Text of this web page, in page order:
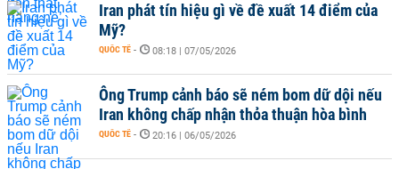
Iran phát tín hiệu gì về đề xuất 14 điểm của
Mỹ?
QUỐC TẾ - 08:18 | 07/05/2026
Ông Trump cảnh báo sẽ ném bom dữ dội nếu
Iran không chấp nhận thỏa thuận hòa bình
QUỐC TẾ - 20:16 | 06/05/2026